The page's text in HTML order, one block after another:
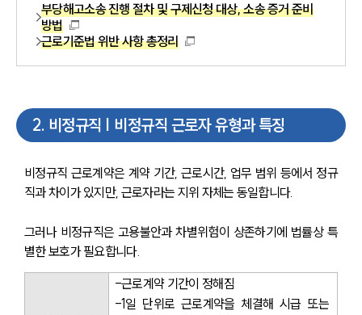
부당해고소송 진행 절차 및 구제신청 대상, 소송 증거 준비
방법
근로기준법 위반 사항 총정리
2. 비정규직 | 비정규직 근로자 유형과 특징
비정규직 근로계약은 계약 기간, 근로시간, 업무 범위 등에서 정규
직과 차이가 있지만, 근로자라는 지위 자체는 동일합니다.
그러나 비정규직은 고용불안과 차별위험이 상존하기에 법률상 특
별한 보호가 필요합니다.
-근로계약 기간이 정해짐
-1일 단위로 근로계약을 체결해 시급 또는